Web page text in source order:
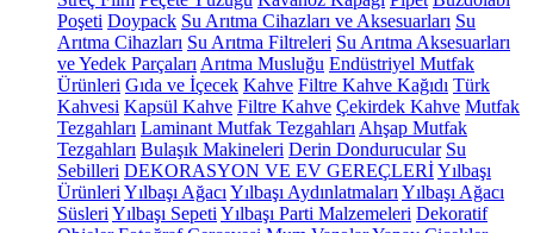
Poşeti Doypack Su Arıtma Cihazları ve Aksesuarları Su
Arıtma Cihazları Su Arıtma Filtreleri Su Arıtma Aksesuarları
ve Yedek Parçaları Arıtma Musluğu Endüstriyel Mutfak
Ürünleri Gıda ve İçecek Kahve Filtre Kahve Kağıdı Türk
Kahvesi Kapsül Kahve Filtre Kahve Çekirdek Kahve Mutfak
Tezgahları Laminant Mutfak Tezgahları Ahşap Mutfak
Tezgahları Bulaşık Makineleri Derin Dondurucular Su
Sebilleri DEKORASYON VE EV GEREÇLERİYılbaşı
Ürünleri Yılbaşı Ağacı Yılbaşı Aydınlatmaları Yılbaşı Ağacı
Süsleri Yılbaşı Sepeti Yılbaşı Parti Malzemeleri Dekoratif